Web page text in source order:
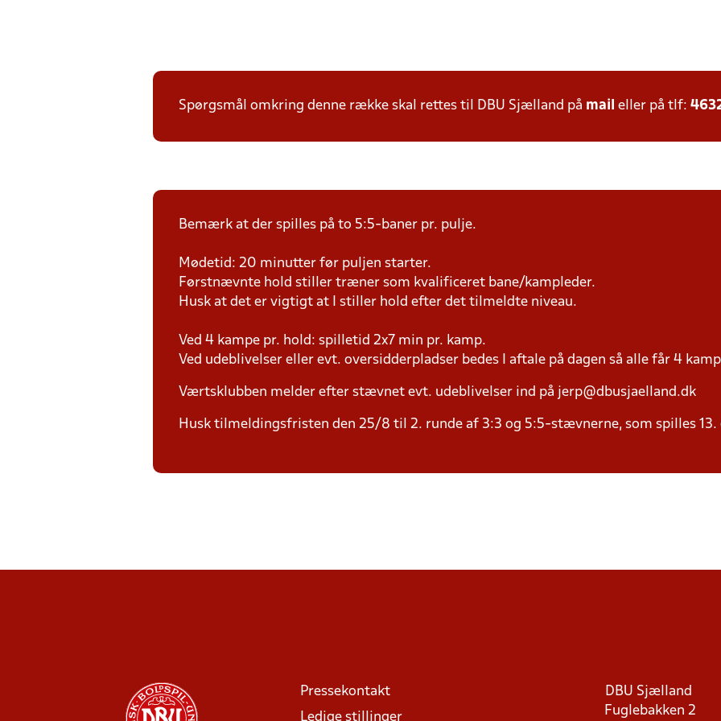
Spørgsmål omkring denne række skal rettes til DBU Sjælland på mail eller på tlf:
Bemærk at der spilles på to 5:5-baner pr. pulje.
Mødetid: 20 minutter før puljen starter.
Førstnævnte hold stiller træner som kvalificeret bane/kampleder.
Husk at det er vigtigt at I stiller hold efter det tilmeldte niveau.
Ved 4 kampe pr. hold: spilletid 2x7 min pr. kamp.
Ved udeblivelser eller evt. oversidderpladser bedes I aftale på dagen så alle får 4
Værtsklubben melder efter stævnet evt. udeblivelser ind på jerp@dbusjaelland.dk
Husk tilmeldingsfristen den 25/8 til 2. runde af 3:3 og 5:5-stævnerne, som spilles 13.
Pressekontakt
Ledige stillinger
DBU Sjælland
Fuglebakken 2